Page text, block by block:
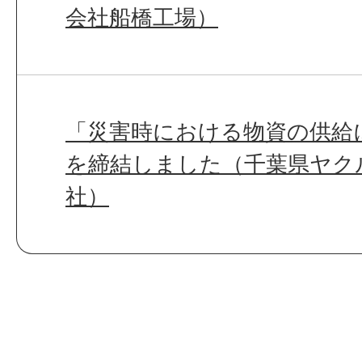
会社船橋工場）
「災害時における物資の供
を締結しました（千葉県ヤ
社）